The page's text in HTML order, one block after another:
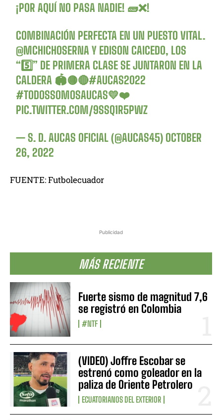
Publicidad
MÁS RECIENTE
Fuerte sismo de magnitud 7,6
se registró en Colombia
#NTF
(VIDEO) Joffre Escobar se
estrenó como goleador en la
paliza de Oriente Petrolero
ECUATORIANOS DEL EXTERIOR
¡POR AQUÍ NO PASA NADIE! 🧱❌!
COMBINACIÓN PERFECTA EN UN PUESTO VITAL.
@MCHICHOSERNA Y EDISON CAICEDO, LOS
“5️⃣” DE PRIMERA CLASE SE JUNTARON EN LA
CALDERA 🏟🟡🔴#AUCAS2022
#TODOSSOMOSAUCAS💛❤️
PIC.TWITTER.COM/9SSQ1R5PWZ
— S. D. AUCAS OFICIAL (@AUCAS45) OCTOBER
26, 2022
FUENTE: Futbolecuador